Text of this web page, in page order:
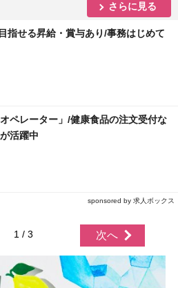
さらに見る
指せる昇給・賞与あり/事務はじめて
ペレーター」/健康食品の注文受付な
活躍中
sponsored by 求人ボックス
1 / 3 次へ